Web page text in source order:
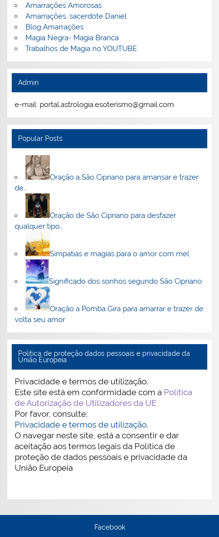
Amarrações Amorosas
Amarrações, sacerdote Daniel
Blog Amarrações
Magia Negra- Magia Branca
Trabalhos de Magia no YOUTUBE
Admin
e-mail: portal.astrologia.esoterismo@gmail.com
Popular Posts
Oração a São Cipriano para amansar e trazer
de…
Oração de São Cipriano para desfazer
qualquer tipo…
Simpatias e magias para o amor com mel
Significado dos sonhos segundo São Cipriano
Oração a Pomba Gira para amarrar e trazer de
volta seu amor
Politica de proteção dados pessoais e privacidade da
União Europeia
Privacidade e termos de utilização.
Este site está em conformidade com a Política
de Autorização de Utilizadores da UE
Por favor, consulte:
Privacidade e termos de utilização.
O navegar neste site, está a consentir e dar
aceitação aos termos legais da Política de
proteção de dados pessoais e privacidade da
União Europeia
Facebook